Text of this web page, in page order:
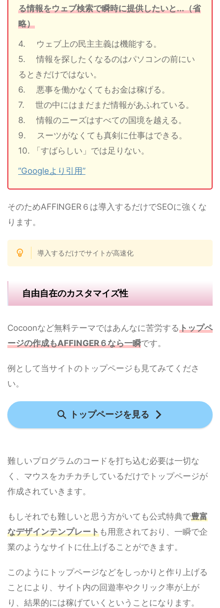
る情報をウェブ検索で瞬時に提供したいと...（省
略）
4. ウェブ上の民主主義は機能する。
5. 情報を探したくなるのはパソコンの前にい
るときだけではない。
6. 悪事を働かなくてもお金は稼げる。
7. 世の中にはまだまだ情報があふれている。
8. 情報のニーズはすべての国境を越える。
9. スーツがなくても真剣に仕事はできる。
10. 「すばらしい」では足りない。
”Googleより引用”
そのためAFFINGER６は導入するだけでSEOに強くな
ります。
導入するだけでサイトが高速化
自由自在のカスタマイズ性
Cocoonなど無料テーマではあんなに苦労するトップペ
ージの作成もAFFINGER６なら一瞬です。
例として当サイトのトップページも見てみてくださ
い。
トップページを見る
難しいプログラムのコードを打ち込む必要は一切な
く、マウスをカチカチしているだけでトップページが
作成されていきます。
もしそれでも難しいと思う方がいても公式特典で豊富
なデザインテンプレートも用意されており、一瞬で企
業のようなサイトに仕上げることができます。
このようにトップページなどをしっかりと作り上げる
ことにより、サイト内の回遊率やクリック率が上が
り、結果的には稼げていくということになります。